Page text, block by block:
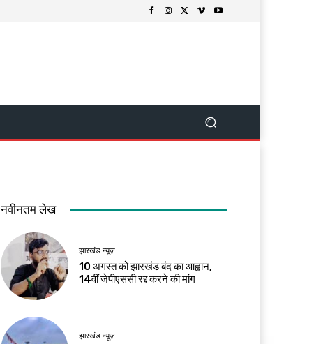
नवीनतम लेख
झारखंड न्यूज़
10 अगस्त को झारखंड बंद का आह्वान,
14वीं जेपीएससी रद्द करने की मांग
झारखंड न्यूज़